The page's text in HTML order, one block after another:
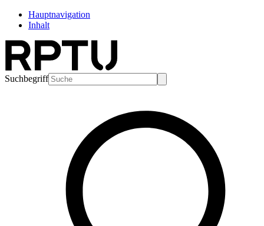
Hauptnavigation
Inhalt
Suchbegriff